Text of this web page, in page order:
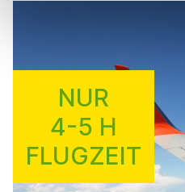
NUR
4-5 H
FLUGZEIT